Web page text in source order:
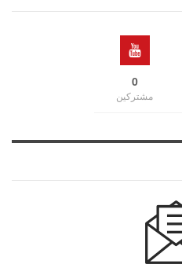
0
مشتركين